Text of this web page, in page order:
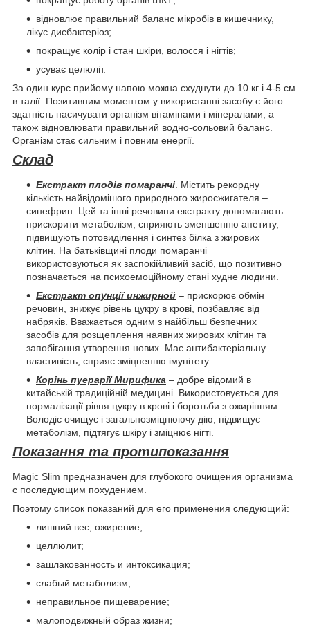
відновлює правильний баланс мікробів в кишечнику,
лікує дисбактеріоз;
покращує колір і стан шкіри, волосся і нігтів;
усуває целюліт.
За один курс прийому напою можна схуднути до 10 кг і 4-5 см
в талії. Позитивним моментом у використанні засобу є його
здатність насичувати організм вітамінами і мінералами, а
також відновлювати правильний водно-сольовий баланс.
Організм стає сильним і повним енергії.
Склад
Екстракт плодів помаранчі . Містить рекордну
кількість найвідомішого природного жиросжигателя –
синефрин. Цей та інші речовини екстракту допомагають
прискорити метаболізм, сприяють зменшенню апетиту,
підвищують потовиділення і синтез білка з жирових
клітин. На батьківщині плоди помаранчі
використовуються як заспокійливий засіб, що позитивно
позначається на психоемоційному стані худне людини.
Екстракт опунції инжирной – прискорює обмін
речовин, знижує рівень цукру в крові, позбавляє від
набряків. Вважається одним з найбільш безпечних
засобів для розщеплення наявних жирових клітин та
запобігання утворення нових. Має антибактеріальну
властивість, сприяє зміцненню імунітету.
Корінь пуерарії Мирифика – добре відомий в
китайській традиційній медицині. Використовується для
нормалізації рівня цукру в крові і боротьби з ожирінням.
Володіє очищує і загальнозміцнюючу дію, підвищує
метаболізм, підтягує шкіру і зміцнює нігті.
Показання та протипоказання
Magic Slim предназначен для глубокого очищения организма
с последующим похудением.
Поэтому список показаний для его применения следующий:
лишний вес, ожирение;
целлюлит;
зашлакованность и интоксикация;
слабый метаболизм;
неправильное пищеварение;
малоподвижный образ жизни;